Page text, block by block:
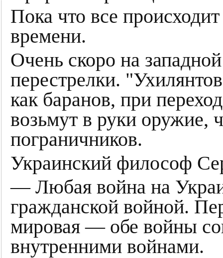
Пока что все
времени.
Очень скоро на
перестрелки.
как баранов, при
возьмут в руки оружие,
пограничников.
Украинский философ
— Любая война на
гражданской войной.
мировая — обе войны
внутренними войнами.